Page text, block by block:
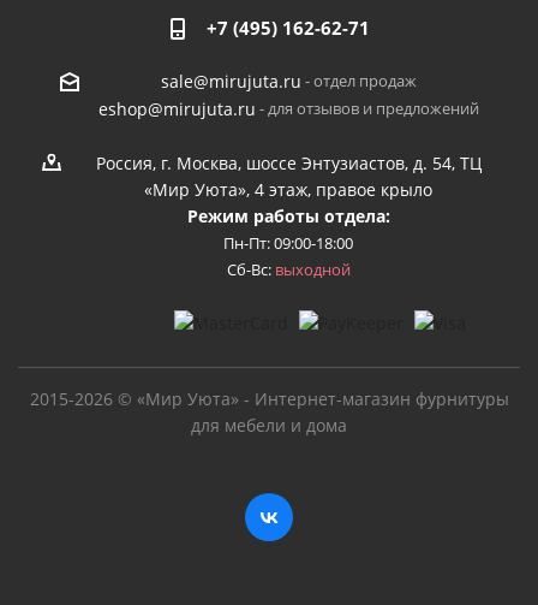
+7 (495) 162-62-71
sale@mirujuta.ru - отдел продаж
eshop@mirujuta.ru - для отзывов и предложений
Россия, г. Москва, шоссе Энтузиастов, д. 54, ТЦ
«Мир Уюта», 4 этаж, правое крыло
Режим работы отдела:
Пн-Пт: 09:00-18:00
Сб-Вс: выходной
2015-2026 © «Мир Уюта» - Интернет-магазин фурнитуры
для мебели и дома